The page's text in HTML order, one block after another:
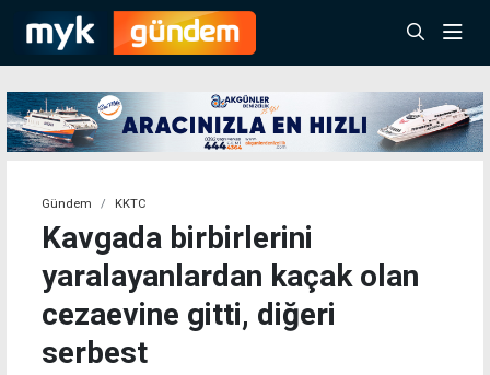
Gündem KKTC
Kavgada birbirlerini
yaralayanlardan kaçak olan
cezaevine gitti, diğeri
serbest